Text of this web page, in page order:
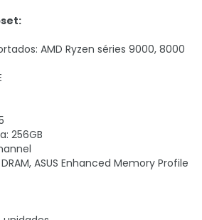
AMD Ryzen séries 9000, 8000
256GB
ASUS Enhanced Memory Profile